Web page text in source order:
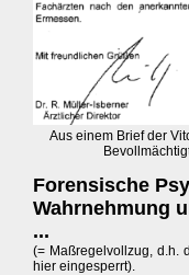
Aus einem Brief der
Forensische
Wahrnehmung
...
(= Maßregelvollzug, d.h.
hier eingesperrt).